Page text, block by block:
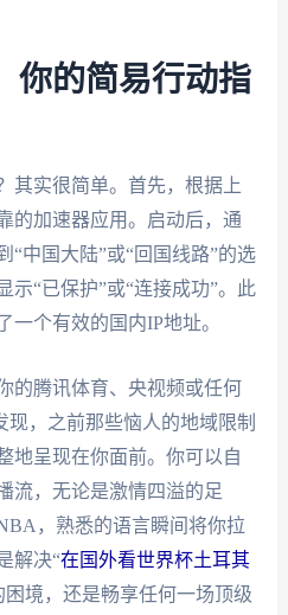
你的简易行动指
其实很简单。首先，根据上
的加速器应用。启动后，通
“中国大陆”或“回国线路”的选
示“已保护”或“连接成功”。此
一个有效的国内IP地址。
的腾讯体育、央视频或任何
，之前那些恼人的地域限制
地呈现在你面前。你可以自
流，无论是激情四溢的足
，熟悉的语言瞬间将你拉
解决“在国外看世界杯土耳其
困境，还是畅享任何一场顶级